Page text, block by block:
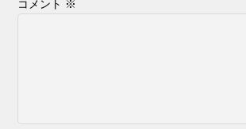
コメント ※